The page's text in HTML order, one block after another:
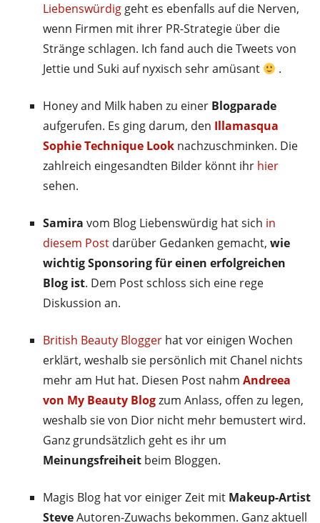
Liebenswürdig geht es ebenfalls auf die Nerven,
wenn Firmen mit ihrer PR-Strategie über die
Stränge schlagen. Ich fand auch die Tweets von
Jettie und Suki auf nyxisch sehr amüsant
.
Honey and Milk haben zu einer Blogparade
aufgerufen. Es ging darum, den Illamasqua
Sophie Technique Look nachzuschminken. Die
zahlreich eingesandten Bilder könnt ihr hier
sehen.
Samira vom Blog Liebenswürdig hat sich in
diesem Post darüber Gedanken gemacht, wie
wichtig Sponsoring für einen erfolgreichen
Blog ist. Dem Post schloss sich eine rege
Diskussion an.
British Beauty Blogger hat vor einigen Wochen
erklärt, weshalb sie persönlich mit Chanel nichts
mehr am Hut hat. Diesen Post nahm Andreea
von My Beauty Blogzum Anlass, offen zu legen,
weshalb sie von Dior nicht mehr bemustert wird.
Ganz grundsätzlich geht es ihr um
Meinungsfreiheit beim Bloggen.
Magis Blog hat vor einiger Zeit mit Makeup-Artist
SteveAutoren-Zuwachs bekommen. Ganz aktuell